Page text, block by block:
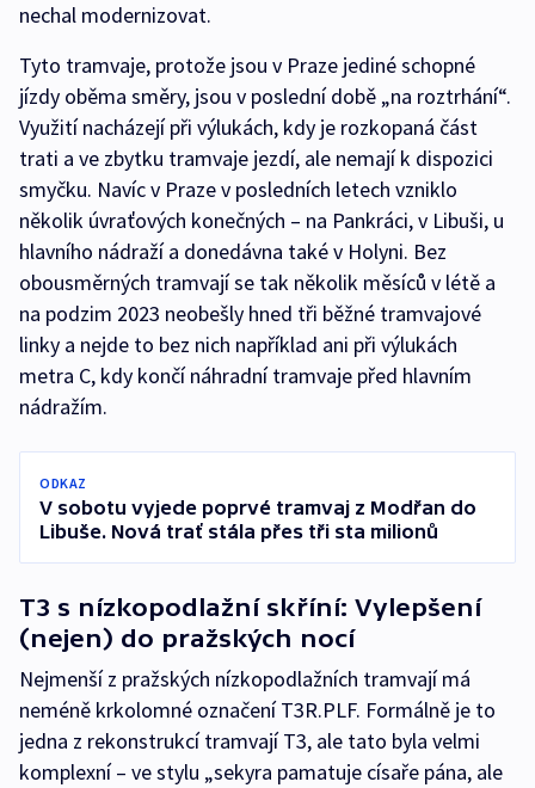
nechal modernizovat.
Tyto tramvaje, protože jsou v Praze jediné schopné
jízdy oběma směry, jsou v poslední době „na roztrhání“.
Využití nacházejí při výlukách, kdy je rozkopaná část
trati a ve zbytku tramvaje jezdí, ale nemají k dispozici
smyčku. Navíc v Praze v posledních letech vzniklo
několik úvraťových konečných – na Pankráci, v Libuši, u
hlavního nádraží a donedávna také v Holyni. Bez
obousměrných tramvají se tak několik měsíců v létě a
na podzim 2023 neobešly hned tři běžné tramvajové
linky a nejde to bez nich například ani při výlukách
metra C, kdy končí náhradní tramvaje před hlavním
nádražím.
ODKAZ
V sobotu vyjede poprvé tramvaj z Modřan do
Libuše. Nová trať stála přes tři sta milionů
T3 s nízkopodlažní skříní: Vylepšení
(nejen) do pražských nocí
Nejmenší z pražských nízkopodlažních tramvají má
neméně krkolomné označení T3R.PLF. Formálně je to
jedna z rekonstrukcí tramvají T3, ale tato byla velmi
komplexní – ve stylu „sekyra pamatuje císaře pána, ale